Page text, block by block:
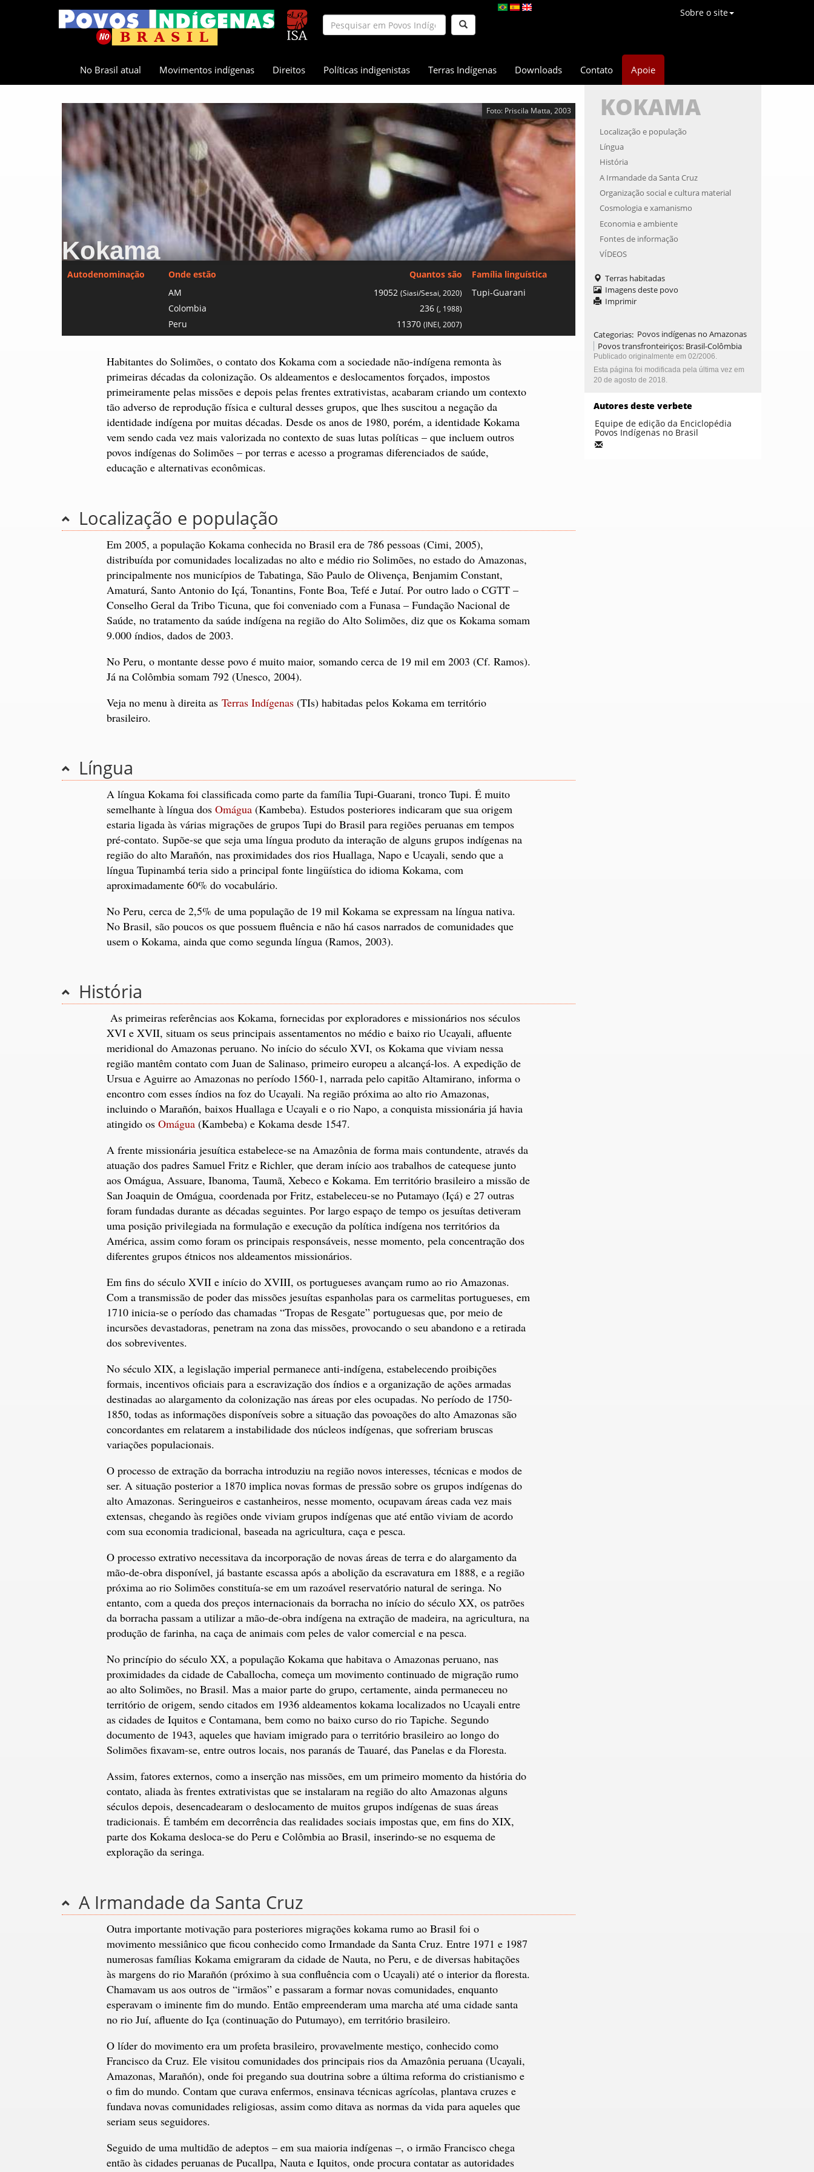
Sobre o site
No Brasil atual Movimentos indígenas Direitos Políticas indigenistas Terras Indígenas Downloads Contato Apoie
Foto: Priscila Matta, 2003
Kokama
Autodenominação Onde estão
Quantos são
AM
19052(Siasi/Sesai, 2020)
Colombia 236(, 1988)
Peru 11370(INEI, 2007)
Família linguística
Tupi-Guarani
Habitantes do Solimões, o contato dos Kokama com a sociedade não-indígena remonta às
primeiras décadas da colonização. Os aldeamentos e deslocamentos forçados, impostos
primeiramente pelas missões e depois pelas frentes extrativistas, acabaram criando um contexto
tão adverso de reprodução física e cultural desses grupos, que lhes suscitou a negação da
identidade indígena por muitas décadas. Desde os anos de 1980, porém, a identidade Kokama
vem sendo cada vez mais valorizada no contexto de suas lutas políticas – que incluem outros
povos indígenas do Solimões – por terras e acesso a programas diferenciados de saúde,
educação e alternativas econômicas.
Localização e população
Em 2005, a população Kokama conhecida no Brasil era de 786 pessoas (Cimi, 2005),
distribuída por comunidades localizadas no alto e médio rio Solimões, no estado do Amazonas,
principalmente nos municípios de Tabatinga, São Paulo de Olivença, Benjamim Constant,
Amaturá, Santo Antonio do Içá, Tonantins, Fonte Boa, Tefé e Jutaí. Por outro lado o CGTT –
Conselho Geral da Tribo Ticuna, que foi conveniado com a Funasa – Fundação Nacional de
Saúde, no tratamento da saúde indígena na região do Alto Solimões, diz que os Kokama somam
9.000 índios, dados de 2003.
No Peru, o montante desse povo é muito maior, somando cerca de 19 mil em 2003 (Cf. Ramos).
Já na Colômbia somam 792 (Unesco, 2004).
Veja no menu à direita as Terras Indígenas(TIs) habitadas pelos Kokama em território
brasileiro.
Língua
A língua Kokama foi classificada como parte da família Tupi-Guarani, tronco Tupi. É muito
semelhante à língua dos Omágua(Kambeba). Estudos posteriores indicaram que sua origem
estaria ligada às várias migrações de grupos Tupi do Brasil para regiões peruanas em tempos
pré-contato. Supõe-se que seja uma língua produto da interação de alguns grupos indígenas na
região do alto Marañón, nas proximidades dos rios Huallaga, Napo e Ucayali, sendo que a
língua Tupinambá teria sido a principal fonte lingüística do idioma Kokama, com
aproximadamente 60% do vocabulário.
No Peru, cerca de 2,5% de uma população de 19 mil Kokama se expressam na língua nativa.
No Brasil, são poucos os que possuem fluência e não há casos narrados de comunidades que
usem o Kokama, ainda que como segunda língua (Ramos, 2003).
História
As primeiras referências aos Kokama, fornecidas por exploradores e missionários nos séculos
XVI e XVII, situam os seus principais assentamentos no médio e baixo rio Ucayali, afluente
meridional do Amazonas peruano. No início do século XVI, os Kokama que viviam nessa
região mantêm contato com Juan de Salinaso, primeiro europeu a alcançá-los. A expedição de
Ursua e Aguirre ao Amazonas no período 1560-1, narrada pelo capitão Altamirano, informa o
encontro com esses índios na foz do Ucayali. Na região próxima ao alto rio Amazonas,
incluindo o Marañón, baixos Huallaga e Ucayali e o rio Napo, a conquista missionária já havia
atingido os Omágua(Kambeba) e Kokama desde 1547.
A frente missionária jesuítica estabelece-se na Amazônia de forma mais contundente, através da
atuação dos padres Samuel Fritz e Richler, que deram início aos trabalhos de catequese junto
aos Omágua, Assuare, Ibanoma, Taumã, Xebeco e Kokama. Em território brasileiro a missão de
San Joaquin de Omágua, coordenada por Fritz, estabeleceu-se no Putamayo (Içá) e 27 outras
foram fundadas durante as décadas seguintes. Por largo espaço de tempo os jesuítas detiveram
uma posição privilegiada na formulação e execução da política indígena nos territórios da
América, assim como foram os principais responsáveis, nesse momento, pela concentração dos
diferentes grupos étnicos nos aldeamentos missionários.
Em fins do século XVII e início do XVIII, os portugueses avançam rumo ao rio Amazonas.
Com a transmissão de poder das missões jesuítas espanholas para os carmelitas portugueses, em
1710 inicia-se o período das chamadas “Tropas de Resgate” portuguesas que, por meio de
incursões devastadoras, penetram na zona das missões, provocando o seu abandono e a retirada
dos sobreviventes.
No século XIX, a legislação imperial permanece anti-indígena, estabelecendo proibições
formais, incentivos oficiais para a escravização dos índios e a organização de ações armadas
destinadas ao alargamento da colonização nas áreas por eles ocupadas. No período de 1750-
1850, todas as informações disponíveis sobre a situação das povoações do alto Amazonas são
concordantes em relatarem a instabilidade dos núcleos indígenas, que sofreriam bruscas
variações populacionais.
O processo de extração da borracha introduziu na região novos interesses, técnicas e modos de
ser. A situação posterior a 1870 implica novas formas de pressão sobre os grupos indígenas do
alto Amazonas. Seringueiros e castanheiros, nesse momento, ocupavam áreas cada vez mais
extensas, chegando às regiões onde viviam grupos indígenas que até então viviam de acordo
com sua economia tradicional, baseada na agricultura, caça e pesca.
O processo extrativo necessitava da incorporação de novas áreas de terra e do alargamento da
mão-de-obra disponível, já bastante escassa após a abolição da escravatura em 1888, e a região
próxima ao rio Solimões constituía-se em um razoável reservatório natural de seringa. No
entanto, com a queda dos preços internacionais da borracha no início do século XX, os patrões
da borracha passam a utilizar a mão-de-obra indígena na extração de madeira, na agricultura, na
produção de farinha, na caça de animais com peles de valor comercial e na pesca.
No princípio do século XX, a população Kokama que habitava o Amazonas peruano, nas
proximidades da cidade de Caballocha, começa um movimento continuado de migração rumo
ao alto Solimões, no Brasil. Mas a maior parte do grupo, certamente, ainda permaneceu no
território de origem, sendo citados em 1936 aldeamentos kokama localizados no Ucayali entre
as cidades de Iquitos e Contamana, bem como no baixo curso do rio Tapiche. Segundo
documento de 1943, aqueles que haviam imigrado para o território brasileiro ao longo do
Solimões fixavam-se, entre outros locais, nos paranás de Tauaré, das Panelas e da Floresta.
Assim, fatores externos, como a inserção nas missões, em um primeiro momento da história do
contato, aliada às frentes extrativistas que se instalaram na região do alto Amazonas alguns
séculos depois, desencadearam o deslocamento de muitos grupos indígenas de suas áreas
tradicionais. É também em decorrência das realidades sociais impostas que, em fins do XIX,
parte dos Kokama desloca-se do Peru e Colômbia ao Brasil, inserindo-se no esquema de
exploração da seringa.
A Irmandade da Santa Cruz
Outra importante motivação para posteriores migrações kokama rumo ao Brasil foi o
movimento messiânico que ficou conhecido como Irmandade da Santa Cruz. Entre 1971 e 1987
numerosas famílias Kokama emigraram da cidade de Nauta, no Peru, e de diversas habitações
às margens do rio Marañón (próximo à sua confluência com o Ucayali) até o interior da floresta.
Chamavam us aos outros de “irmãos” e passaram a formar novas comunidades, enquanto
esperavam o iminente fim do mundo. Então empreenderam uma marcha até uma cidade santa
no rio Juí, afluente do Iça (continuação do Putumayo), em território brasileiro.
O líder do movimento era um profeta brasileiro, provavelmente mestiço, conhecido como
Francisco da Cruz. Ele visitou comunidades dos principais rios da Amazônia peruana (Ucayali,
Amazonas, Marañón), onde foi pregando sua doutrina sobre a última reforma do cristianismo e
o fim do mundo. Contam que curava enfermos, ensinava técnicas agrícolas, plantava cruzes e
fundava novas comunidades religiosas, assim como ditava as normas da vida para aqueles que
seriam seus seguidores.
Seguido de uma multidão de adeptos – em sua maioria indígenas –, o irmão Francisco chega
então às cidades peruanas de Pucallpa, Nauta e Iquitos, onde procura contatar as autoridades
KOKAMA
Localização e população
Língua
História
A Irmandade da Santa Cruz
Organização social e cultura material
Cosmologia e xamanismo
Economia e ambiente
Fontes de informação
VÍDEOS
Terras habitadas
Imagens deste povo
Imprimir
Categorias: Povos indígenas no Amazonas
Povos transfronteiriços: Brasil-Colômbia
Publicado originalmente em 02/2006.
Esta página foi modificada pela última vez em
20 de agosto de 2018.
Autores deste verbete
Equipe de edição da Enciclopédia
Povos Indígenas no Brasil